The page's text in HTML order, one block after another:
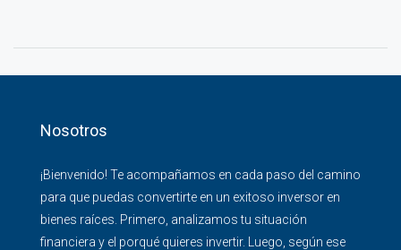
Nosotros
¡Bienvenido! Te acompañamos en cada paso del camino
para que puedas convertirte en un exitoso inversor en
bienes raíces. Primero, analizamos tu situación
financiera y el porqué quieres invertir. Luego, según ese